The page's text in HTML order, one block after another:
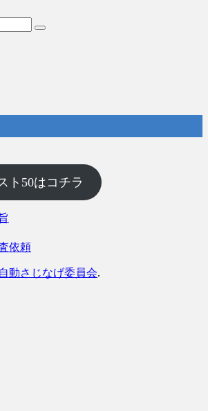
ト50はコチラ
依頼
動さじなげ委員会.